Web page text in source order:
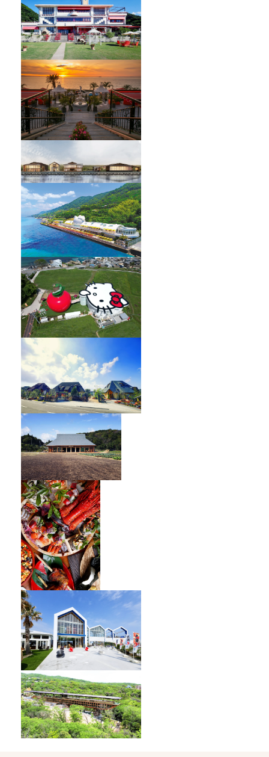
HELLO KITTY SHOWBOX
オーベルジュ フレンチの森